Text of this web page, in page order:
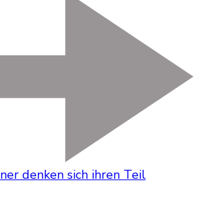
denken sich ihren Teil